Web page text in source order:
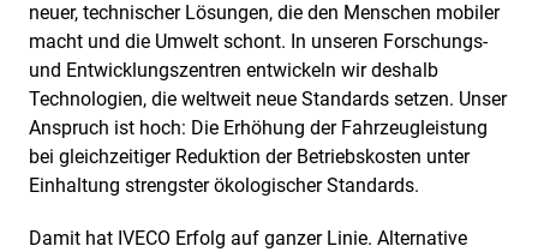
neuer, technischer Lösungen, die den Menschen mobiler
macht und die Umwelt schont. In unseren Forschungs-
und Entwicklungszentren entwickeln wir deshalb
Technologien, die weltweit neue Standards setzen. Unser
Anspruch ist hoch: Die Erhöhung der Fahrzeugleistung
bei gleichzeitiger Reduktion der Betriebskosten unter
Einhaltung strengster ökologischer Standards.
Damit hat IVECO Erfolg auf ganzer Linie. Alternative